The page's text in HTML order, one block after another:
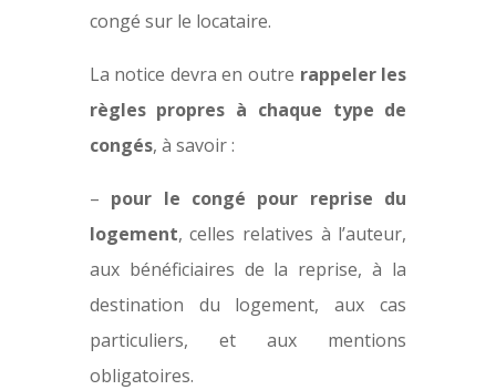
congé sur le locataire.
La notice devra en outre rappeler les
règles propres à chaque type de
congés, à savoir :
– pour le congé pour reprise du
logement, celles relatives à l’auteur,
aux bénéficiaires de la reprise, à la
destination du logement, aux cas
particuliers, et aux mentions
obligatoires.